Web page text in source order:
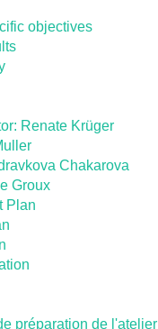
objectives
Renate Krüger
Chakarova
Groux
Plan
préparation de l'atelier